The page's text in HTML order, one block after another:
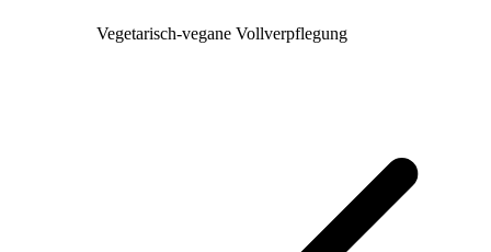
Vegetarisch-vegane Vollverpflegung